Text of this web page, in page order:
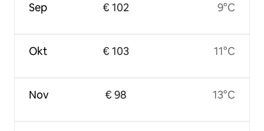
Sep
Okt
Nov
€ 102
€ 103
€ 98
9°C
11°C
13°C